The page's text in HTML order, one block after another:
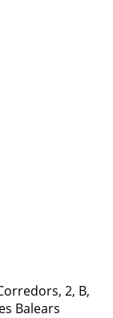
2, B,
Balears